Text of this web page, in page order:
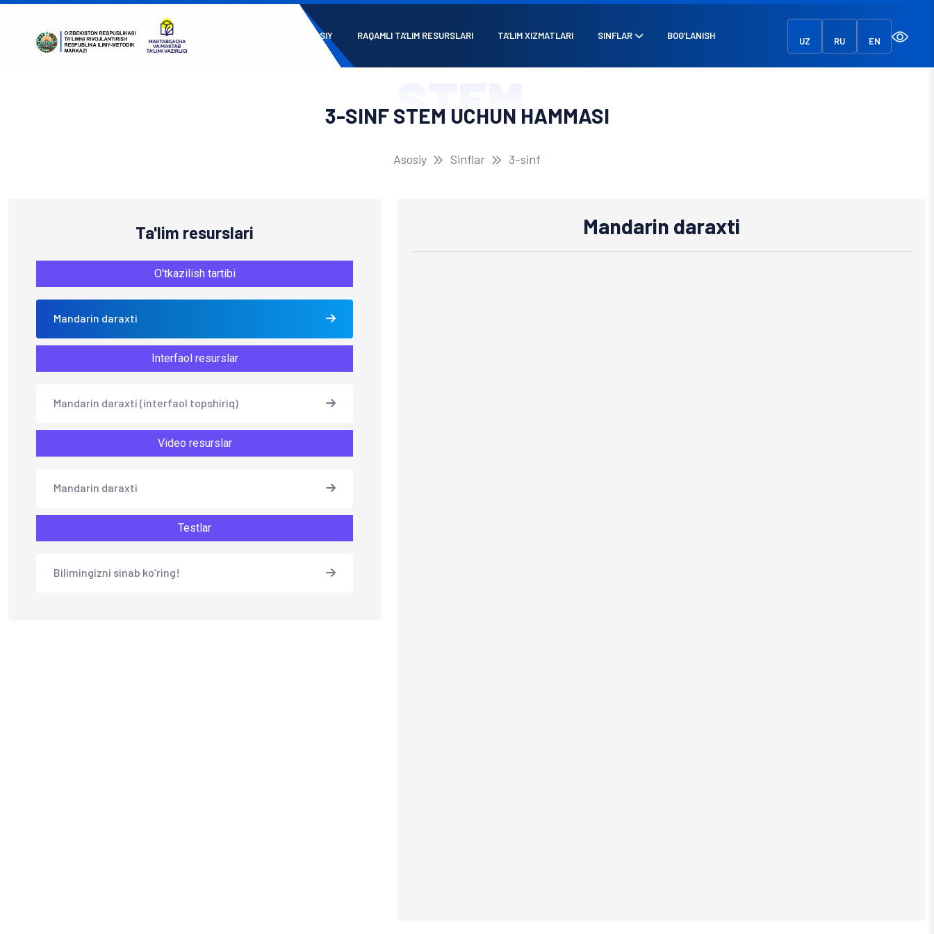
ASOSIY RAQAMLI TA’LIM RESURSLARI TA’LIM XIZMATLARI SINFLAR BOG‘LANISH UZ RU EN
STEM
3-SINF STEM UCHUN HAMMASI
Asosiy Sinflar 3-sinf
Ta'lim resurslari
O'tkazilish tartibi
Mandarin daraxti
Interfaol resurslar
Mandarin daraxti (interfaol topshiriq)
Video resurslar
Mandarin daraxti
Testlar
Bilimingizni sinab ko‘ring!
Mandarin daraxti